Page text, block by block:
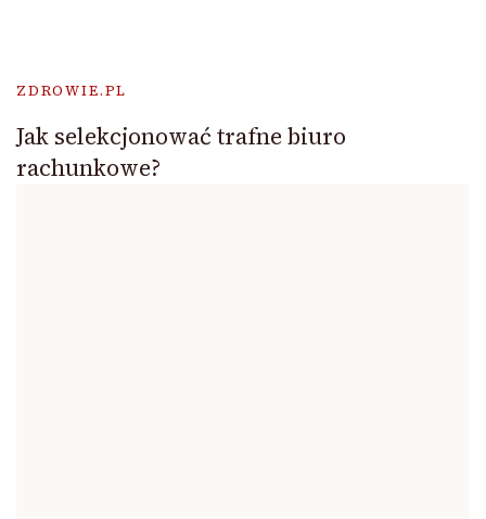
ZDROWIE.PL
Jak selekcjonować trafne biuro
rachunkowe?